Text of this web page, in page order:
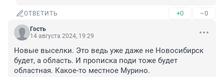
ОТВЕТИТЬ +0 –0
Гость
14 августа 2024, 19:29
Новые выселки. Это ведь уже даже не Новосибирск
будет, а область. И прописка поди тоже будет
областная. Какое-то местное Мурино.